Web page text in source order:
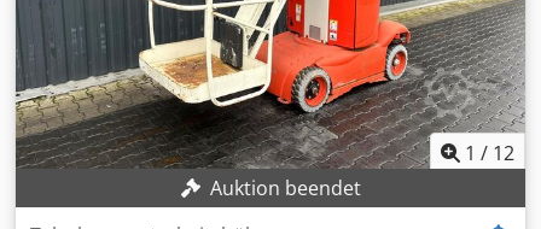
1 / 12
Auktion beendet